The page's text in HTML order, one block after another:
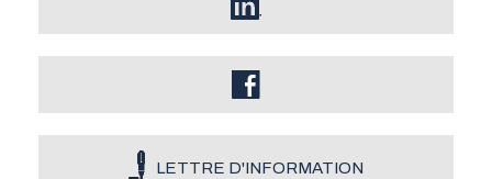
LETTRE D'INFORMATION